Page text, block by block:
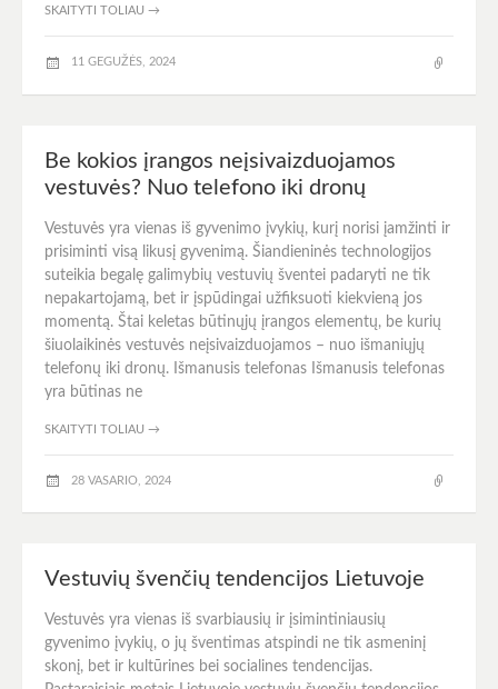
SKAITYTI TOLIAU →
11 GEGUŽĖS, 2024
Be kokios įrangos neįsivaizduojamos
vestuvės? Nuo telefono iki dronų
Vestuvės yra vienas iš gyvenimo įvykių, kurį norisi įamžinti ir
prisiminti visą likusį gyvenimą. Šiandieninės technologijos
suteikia begalę galimybių vestuvių šventei padaryti ne tik
nepakartojamą, bet ir įspūdingai užfiksuoti kiekvieną jos
momentą. Štai keletas būtinųjų įrangos elementų, be kurių
šiuolaikinės vestuvės neįsivaizduojamos – nuo išmaniųjų
telefonų iki dronų. Išmanusis telefonas Išmanusis telefonas
yra būtinas ne
SKAITYTI TOLIAU →
28 VASARIO, 2024
Vestuvių švenčių tendencijos Lietuvoje
Vestuvės yra vienas iš svarbiausių ir įsimintiniausių
gyvenimo įvykių, o jų šventimas atspindi ne tik asmeninį
skonį, bet ir kultūrines bei socialines tendencijas.